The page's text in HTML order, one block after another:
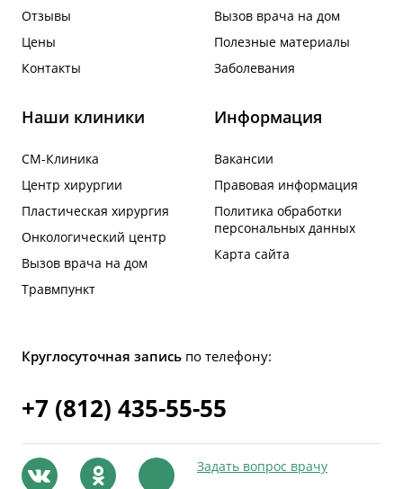
Отзывы
Цены
Контакты
Вызов врача на дом
Полезные материалы
Заболевания
Наши клиники
СМ-Клиника
Центр хирургии
Пластическая хирургия
Онкологический центр
Вызов врача на дом
Травмпункт
Информация
Вакансии
Правовая информация
Политика обработки
персональных данных
Карта сайта
Круглосуточная запись по телефону:
+7 (812) 435-55-55
Задать вопрос врачу